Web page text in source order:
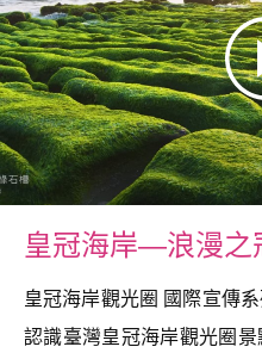
皇冠海岸—浪漫之
皇冠海岸觀光圈 國際宣傳
認識臺灣皇冠海岸觀光圈